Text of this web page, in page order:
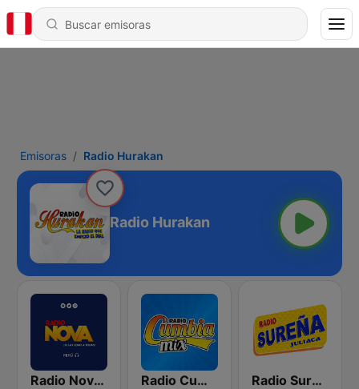
Emisoras Radio Hurakan
Radio Hurakan
Radio Nova Perú Radio Cumbia Mix Radio Sureña Perú